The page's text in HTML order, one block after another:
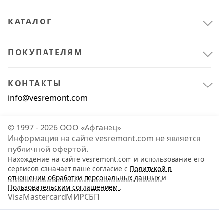
Расходные материалы 3
Для инструмента
КАТАЛОГ
ПОКУПАТЕЛЯМ
КОНТАКТЫ
info@vesremont.com
© 1997 - 2026 ООО «Афганец»
Информация на сайте vesremont.com не является
публичной офертой.
Нахождение на сайте vesremont.com и использование его
сервисов означает ваше согласие с Политикой в
отношении обработки персональных данных и
Пользовательским соглашением .
VisaMastercardМИРСБП